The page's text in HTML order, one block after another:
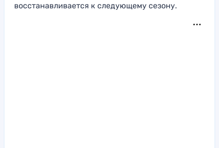
восстанавливается к следующему сезону.